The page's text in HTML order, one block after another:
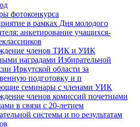
фотоконкурса
в рамках Дня молодого
анкетирование учащихся-
членов ТИК и УИК
наградами Избирательной
Иркутской области за
подготовку и п
семинары с членами УИК
членов комиссий почетными
в связи с 20-летием
системы и по результатам